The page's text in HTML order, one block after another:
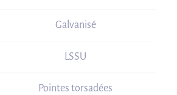
Galvanisé
LSSU
Pointes torsadées